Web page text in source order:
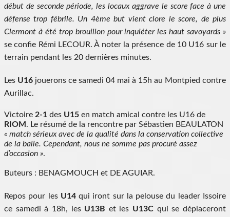
début de seconde période, les locaux aggrave le score face à une
défense trop fébrile. Un 4ème but vient clore le score, de plus
Clermont à été trop brouillon pour inquiéter les haut savoyards »
se confie Rémi LECOUR. À noter la présence de 10 U16 sur le
terrain pendant les 20 dernières minutes.
Les U16 jouerons ce samedi 04 mai à 15h au Montpied contre
Aurillac.
Victoire 2-1 des U15 en match amical contre les U16 de
RIOM . Le résumé de la rencontre par Sébastien BEAULATON
« match sérieux avec de la qualité dans la conservation collective
de la balle. Cependant, nous ne somme pas procuré assez
d’occasion ».
Buteurs : BENAGMOUCH et DE AGUIAR.
Repos pour les U14qui iront sur la pelouse du leader Issoire
ce samedi à 18h, les U13B et les U13C qui se déplaceront